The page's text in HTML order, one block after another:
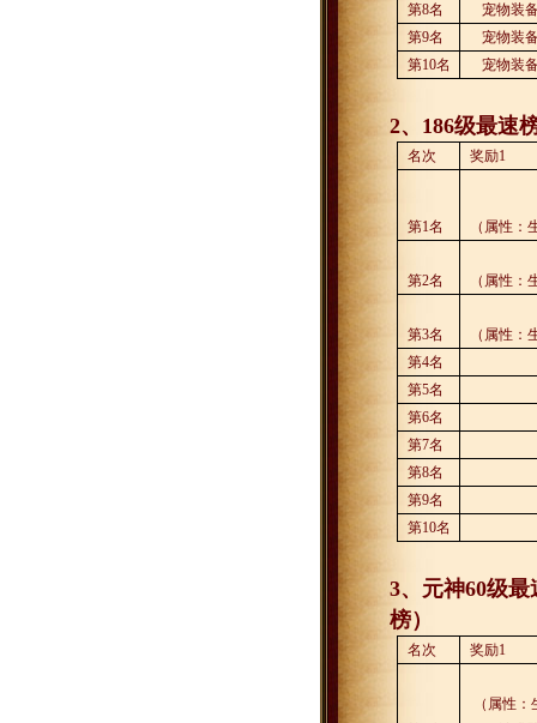
第8名
宠物装
第9名
宠物装
第10名 宠物装
2、 186级最速
名次 奖励1
第1名 （属性：
第2名 （属性：
第3名
（属性：
第4名
第5名
第6名
第7名
第8名
第9名
第10名
3、元神60级最
榜）
名次 奖励1
（属性：